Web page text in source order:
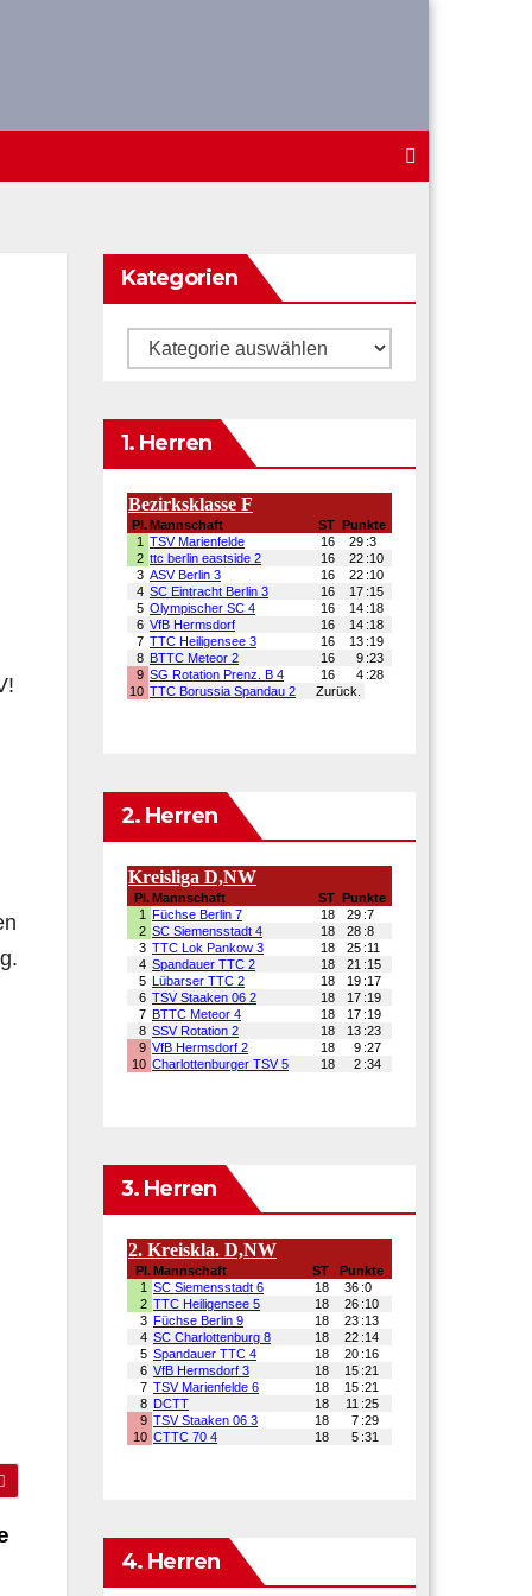
Kategorien
Kategorien
1. Herren
2. Herren
3. Herren
4. Herren